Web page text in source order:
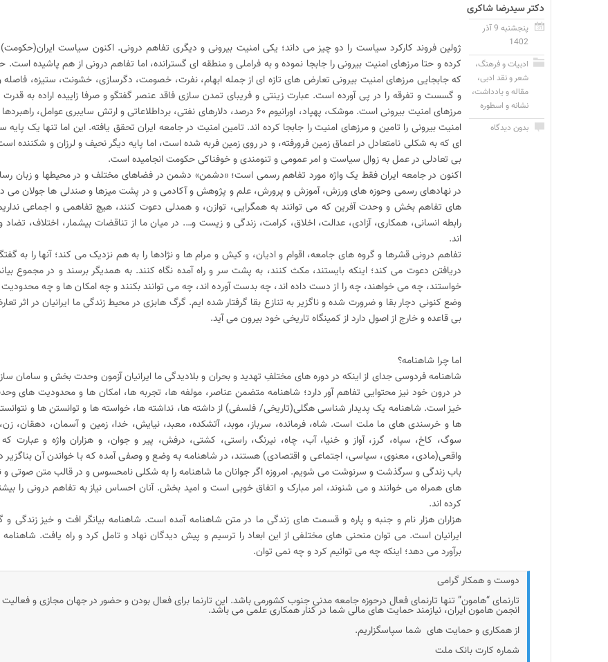
دکتر سیدرضا شاکری
پنجشنبه 9 آذر
1402
ادبیات و فرهنگ،
شعر و نقد ادبی،
مقاله و یادداشت،
نشانه و اسطوره
بدون دیدگاه
ژولین فروند کارکرد سیاست را دو چیز می داند؛ یکی امنیت بیرونی و دیگری تفاهم درونی. اکنون سیاست ایران(حکومت)
کرده و حتا مرزهای امنیت بیرونی را جابجا نموده و به فراملی و منطقه ای گسترانده، اما تفاهم درونی از هم پاشیده
که جابجایی مرزهای امنیت بیرونی تعارض های تازه ای از جمله ابهام، نفرت، خصومت، دگرسازی، خشونت، ستیزه، فاصله
و گسست و تفرقه را در پی آورده است. عبارت زینتی و فریبای تمدن سازی فاقد عنصر گفتگو و صرفا زاییده اراده به
مرزهای امنیت بیرونی است. موشک، پهپاد، اورانیوم ۶۰ درصد، دلارهای نفتی، برداطلاعاتی و ارتش سایبری
امنیت بیرونی را تامین و مرزهای امنیت را جابجا کرده اند. تامین امنیت در جامعه ایران تحقق یافته. این اما تنها یک
ای که به شکلی نامتعادل در اعماق زمین فرورفته، و در روی زمین فربه شده است، اما پایه دیگر نحیف و لرزان و شکننده
بی تعادلی در عمل به زوال سیاست و امر عمومی و تنومندی و خوفناکی حکومت انجامیده است.
اکنون در جامعه ایران فقط یک واژه مورد تفاهم رسمی است؛ «دشمن» دشمن در فضاهای مختلف و در محیطها و زبان
در نهادهای رسمی وحوزه های ورزش، آموزش و پرورش، علم و پژوهش و آکادمی و در پشت میزها و صندلی ها جولان می
های تفاهم بخش و وحدت آفرین که می توانند به همگرایی، توازن، و همدلی دعوت کنند، هیچ تفاهمی و اجماعی
رابطه انسانی، همکاری، آزادی، عدالت، اخلاق، کرامت، زندگی و زیست و…. در میان ما از تناقضات بیشمار، اختلاف، تضاد
اند.
تفاهم درونی قشرها و گروه های جامعه، اقوام و ادیان، و کیش و مرام ها و نژادها را به هم نزدیک می کند؛ آنها را به
دریافتن دعوت می کند؛ اینکه بایستند، مکث کنند، به پشت سر و راه آمده نگاه کنند. به همدیگر برسند و در مجموع
خواستند، چه می خواهند، چه را از دست داده اند، چه بدست آورده اند، چه می توانند بکنند و چه امکان ها و چه محدودیت
وضع کنونی دچار بقا و ضرورت شده و ناگزیر به تنازع بقا گرفتار شده ایم. گرگ هابزی در محیط زندگی ما ایرانیان در اثر
بی قاعده و خارج از اصول دارد از کمینگاه تاریخی خود بیرون می آید.
اما چرا شاهنامه؟
شاهنامه فردوسی جدای از اینکه در دوره های مختلفِ تهدید و بحران و بلادیدگی ما ایرانیان آزمون وحدت بخش و سامان
در درون خود نیز محتوایی تفاهم آور دارد؛ شاهنامه متضمن عناصر، مولفه ها، تجربه ها، امکان ها و محدودیت های
خیز است. شاهنامه یک پدیدار شناسی هگلی(تاریخی/ فلسفی) از داشته ها، نداشته ها، خواسته ها و توانستن ها و
ها و خرسندی های ما ملت است. شاه، فرمانده، سرباز، موبد، آتشکده، معبد، نیایش، خدا، زمین و آسمان، دهقان،
سوگ، کاخ، سپاه، گرز، آواز و خنیا، آب، چاه، نیرنگ، راستی، کشتی، درفش، پیر و جوان، و هزاران واژه و عبارت که
واقعی(مادی، معنوی، سیاسی، اجتماعی و اقتصادی) هستند، در شاهنامه به وضع و وصفی آمده که با خواندن آن بناگزیر
باب زندگی و سرگذشت و سرنوشت می شویم. امروزه اگر جوانان ما شاهنامه را به شکلی نامحسوس و در قالب متن صوتی و
های همراه می خوانند و می شنوند، امر مبارک و اتفاق خوبی است و امید بخش. آنان احساس نیاز به تفاهم درونی را
کرده اند.
هزاران هزار نام و جنبه و پاره و قسمت های زندگی ما در متن شاهنامه آمده است. شاهنامه بیانگر افت و خیز زندگی و
ایرانیان است. می توان منحنی های مختلفی از این ابعاد را ترسیم و پیش دیدگان نهاد و تامل کرد و راه یافت. شاهنامه
برآورد می دهد؛ اینکه چه می توانیم کرد و چه نمی توان.
دوست و همکار گرامی
تارنمای “هامون” تنها تارنمای فعال درحوزه جامعه مدنی جنوب کشورمی باشد. این تارنما برای فعال بودن و حضور در جهان مجازی و
انجمن هامون ایران، نیازمند حمایت های مالی شما در کنار همکاری علمی می باشد.
از همکاری و حمایت های شما سپاسگزاریم.
شماره کارت بانک ملت